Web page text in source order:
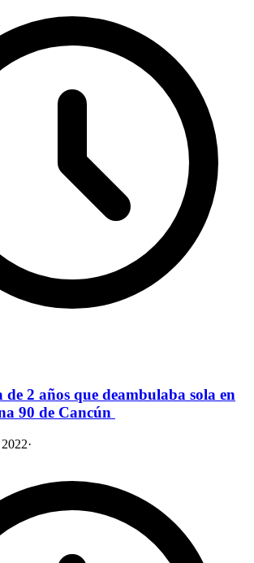
de 2 años que deambulaba sola en
90 de Cancún
·